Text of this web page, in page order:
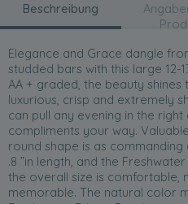
Beschreibung
Elegance and Grace dangle
studded bars with this large 12-
AA + graded, the beauty
luxurious, crisp and extremely
can pull any evening in the
compliments your way.
round shape is as
.8 ”in length, and the
the overall size is comfortable,
memorable. The natural color